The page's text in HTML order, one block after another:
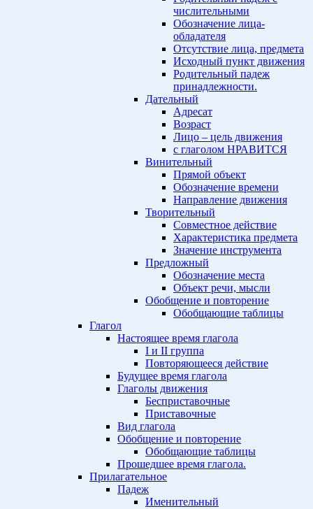
числительными
Обозначение лица-
обладателя
Отсутствие лица, предмета
Исходный пункт движения
Родительный падеж
принадлежности.
Дательный
Адресат
Возраст
Лицо – цель движения
с глаголом НРАВИТСЯ
Винительный
Прямой объект
Обозначение времени
Направление движения
Творительный
Совместное действие
Характеристика предмета
Значение инструмента
Предложный
Обозначение места
Объект речи, мысли
Обобщение и повторение
Обобщающие таблицы
Глагол
Настоящее время глагола
I и II группа
Повторяющееся действие
Будущее время глагола
Глаголы движения
Бесприставочные
Приставочные
Вид глагола
Обобщение и повторение
Обобщающие таблицы
Прошедшее время глагола.
Прилагательное
Падеж
Именительный